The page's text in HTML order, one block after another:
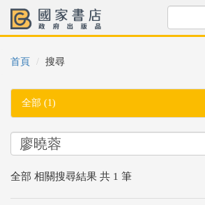
首頁 搜尋
全部 (1)
全部 相關搜尋結果 共 1 筆